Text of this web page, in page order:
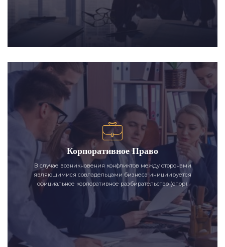
Корпоративное Право
В случае возникновения конфликтов между сторонами
являющимися совладельцами бизнеса инициируется
официальное корпоративное разбирательство (спор).